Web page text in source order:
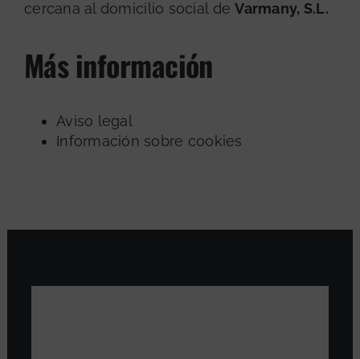
cercana al domicilio social deVarmany, S.L.
Más información
Aviso legal
Información sobre cookies